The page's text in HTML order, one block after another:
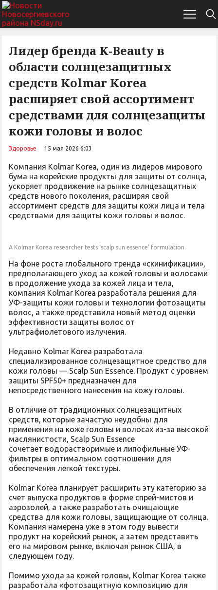
Лидер бренда K-Beauty в
области солнцезащитных
средств Kolmar Korea
расширяет свой ассортимент
средствами для солнцезащиты
кожи головы и волос
Здоровье 15 мая 2026 6:03
Компания Kolmar Korea, один из лидеров мирового
бума на корейские продукты для защиты от солнца,
ускоряет продвижение на рынке солнцезащитных
средств нового поколения, расширяя свой
ассортимент средств для защиты кожи лица и тела
средствами для защиты кожи головы и волос.
A Kolmar Korea researcher tests ‘scalp sun essence’ formulation.
На фоне роста глобального тренда «скинификации»,
предполагающего уход за кожей головы и волосами
в продолжение ухода за кожей лица и тела,
компания Kolmar Korea разработала решения для
УФ-защиты кожи головы и технологии фотозащиты
волос, а также представила новый метод оценки
эффективности защиты волос от
ультрафиолетового излучения.
Недавно Kolmar Korea разработала
специализированное солнцезащитное средство для
кожи головы — Scalp Sun Essence. Продукт с уровнем
защиты SPF50+ предназначен для
непосредственного нанесения на кожу головы.
В отличие от традиционных солнцезащитных
средств, которые зачастую неудобны для
применения на коже головы и волосах из-за высокой
маслянистости, Scalp Sun Essence
сочетает водорастворимые и липофильные УФ-
фильтры в оптимальном соотношении для
обеспечения легкой текстуры.
Kolmar Korea планирует расширить эту категорию за
счет выпуска продуктов в форме спрей-мистов и
аэрозолей, а также разработать очищающие
средства для кожи головы, защищающие от солнца.
Компания намерена уже в этом году вывести
продукт на корейский рынок, а затем представить
его на мировом рынке, включая рынок США, в
следующем году.
Помимо ухода за кожей головы, Kolmar Korea также
разработала «фотозащитную композицию для